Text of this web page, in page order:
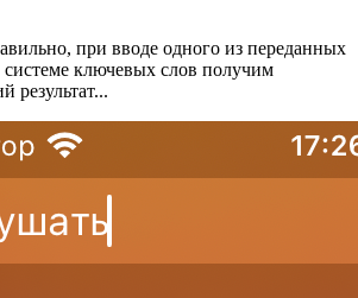
при вводе одного из переданных
ключевых слов получим
результат...